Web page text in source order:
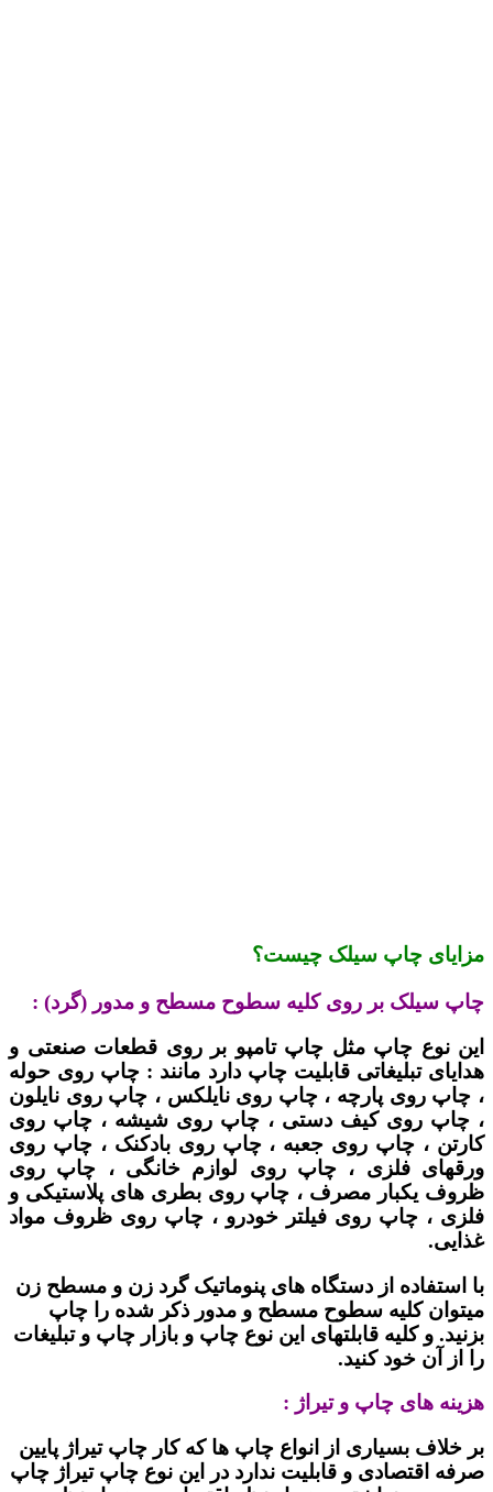
مزایای چاپ سیلک چیست؟
چاپ سیلک بر روی کلیه سطوح مسطح و مدور (گرد) :
این نوع چاپ مثل چاپ تامپو بر روی قطعات صنعتی و
هدایای تبلیغاتی قابلیت چاپ دارد مانند : چاپ روی حوله
، چاپ روی پارچه ، چاپ روی نایلکس ، چاپ روی نایلون
، چاپ روی کیف دستی ، چاپ روی شیشه ، چاپ روی
کارتن ، چاپ روی جعبه ، چاپ روی بادکنک ، چاپ روی
ورقهای فلزی ، چاپ روی لوازم خانگی ، چاپ روی
ظروف یکبار مصرف ، چاپ روی بطری های پلاستیکی و
فلزی ، چاپ روی فیلتر خودرو ، چاپ روی ظروف مواد
غذایی.
با استفاده از دستگاه های پنوماتیک گرد زن و مسطح زن
میتوان کلیه سطوح مسطح و مدور ذکر شده را چاپ
بزنید. و کلیه قابلتهای این نوع چاپ و بازار چاپ و تبلیغات
را از آن خود کنید.
هزینه های چاپ و تیراژ :
بر خلاف بسیاری از انواع چاپ ها که کار چاپ تیراژ پایین
صرفه اقتصادی و قابلیت ندارد در این نوع چاپ تیراژ چاپ